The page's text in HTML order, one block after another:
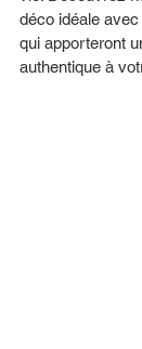
déco idéale
qui apporteront
authentique à